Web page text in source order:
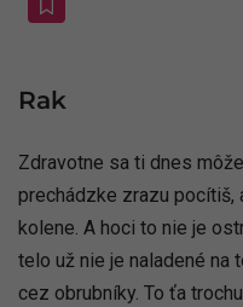
Rak
Zdravotne sa ti dnes
prechádzke zrazu pocítiš,
kolene. A hoci to nie je
telo už nie je naladené na
cez obrubníky. To ťa